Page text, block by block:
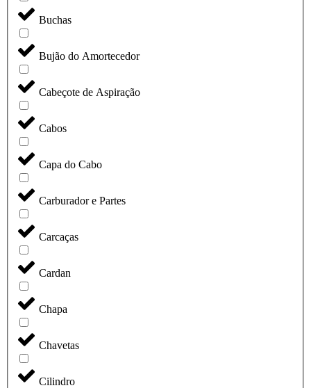
Buchas
Bujão do Amortecedor
Cabeçote de Aspiração
Cabos
Capa do Cabo
Carburador e Partes
Carcaças
Cardan
Chapa
Chavetas
Cilindro